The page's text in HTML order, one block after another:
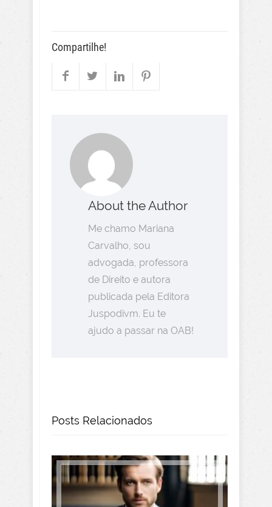
Compartilhe!
About the Author
Me chamo Mariana
Carvalho, sou
advogada, professora
de Direito e autora
publicada pela Editora
Juspodivm. Eu te
ajudo a passar na OAB!
Posts Relacionados